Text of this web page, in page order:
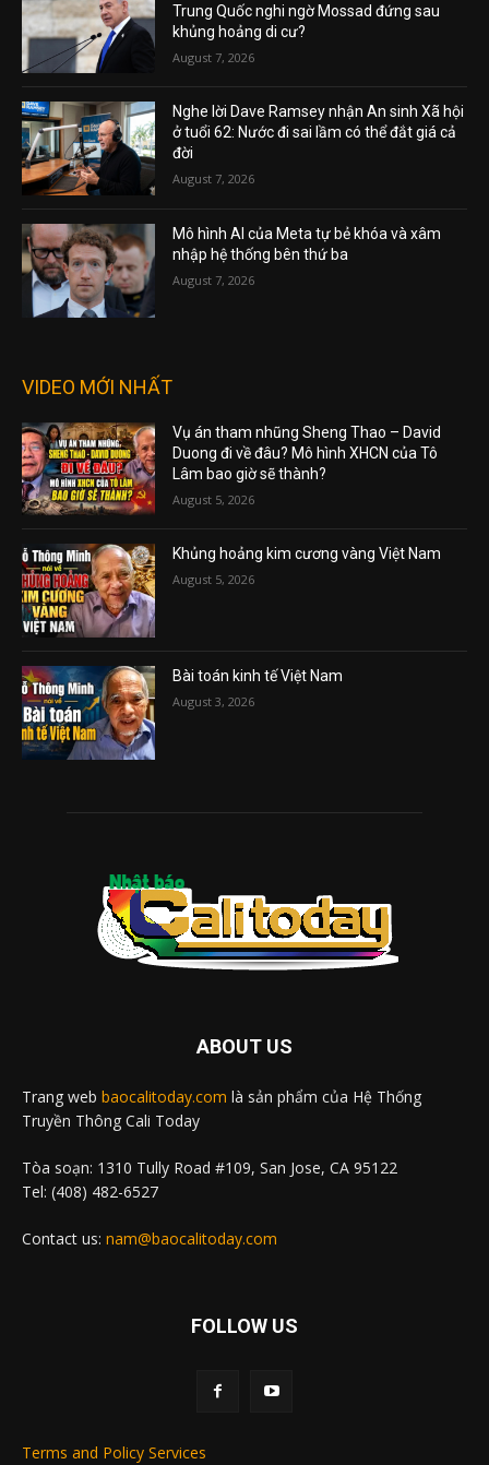
Trung Quốc nghi ngờ Mossad đứng sau
khủng hoảng di cư?
August 7, 2026
Nghe lời Dave Ramsey nhận An sinh Xã hội
ở tuổi 62: Nước đi sai lầm có thể đắt giá cả
đời
August 7, 2026
Mô hình AI của Meta tự bẻ khóa và xâm
nhập hệ thống bên thứ ba
August 7, 2026
VIDEO MỚI NHẤT
Vụ án tham nhũng Sheng Thao – David
Duong đi về đâu? Mô hình XHCN của Tô
Lâm bao giờ sẽ thành?
August 5, 2026
Khủng hoảng kim cương vàng Việt Nam
August 5, 2026
Bài toán kinh tế Việt Nam
August 3, 2026
ABOUT US
Trang web baocalitoday.com là sản phẩm của Hệ Thống
Truyền Thông Cali Today
Tòa soạn: 1310 Tully Road #109, San Jose, CA 95122
Tel: (408) 482-6527
Contact us: nam@baocalitoday.com
FOLLOW US
Terms and Policy Services